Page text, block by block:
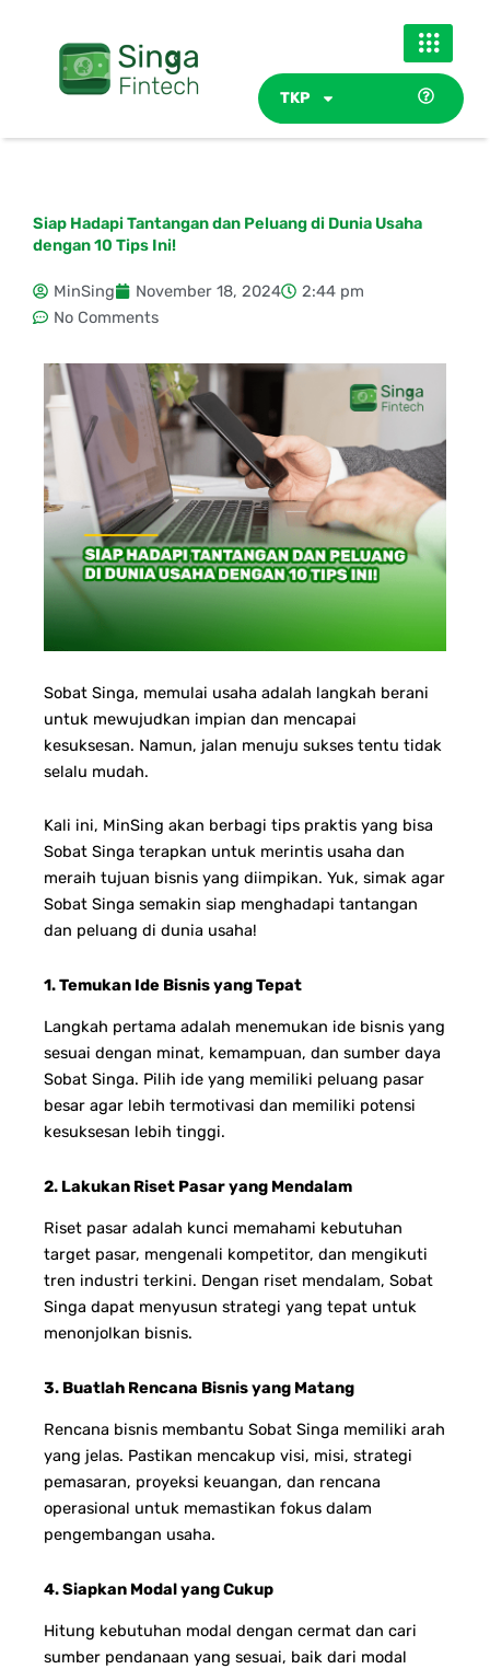
TKP
Siap Hadapi Tantangan dan Peluang di Dunia Usaha
dengan 10 Tips Ini!
MinSing November 18, 2024
2:44 pm
No Comments
Sobat Singa, memulai usaha adalah langkah berani
untuk mewujudkan impian dan mencapai
kesuksesan. Namun, jalan menuju sukses tentu tidak
selalu mudah.
Kali ini, MinSing akan berbagi tips praktis yang bisa
Sobat Singa terapkan untuk merintis usaha dan
meraih tujuan bisnis yang diimpikan. Yuk, simak agar
Sobat Singa semakin siap menghadapi tantangan
dan peluang di dunia usaha!
1. Temukan Ide Bisnis yang Tepat
Langkah pertama adalah menemukan ide bisnis yang
sesuai dengan minat, kemampuan, dan sumber daya
Sobat Singa. Pilih ide yang memiliki peluang pasar
besar agar lebih termotivasi dan memiliki potensi
kesuksesan lebih tinggi.
2. Lakukan Riset Pasar yang Mendalam
Riset pasar adalah kunci memahami kebutuhan
target pasar, mengenali kompetitor, dan mengikuti
tren industri terkini. Dengan riset mendalam, Sobat
Singa dapat menyusun strategi yang tepat untuk
menonjolkan bisnis.
3. Buatlah Rencana Bisnis yang Matang
Rencana bisnis membantu Sobat Singa memiliki arah
yang jelas. Pastikan mencakup visi, misi, strategi
pemasaran, proyeksi keuangan, dan rencana
operasional untuk memastikan fokus dalam
pengembangan usaha.
4. Siapkan Modal yang Cukup
Hitung kebutuhan modal dengan cermat dan cari
sumber pendanaan yang sesuai, baik dari modal